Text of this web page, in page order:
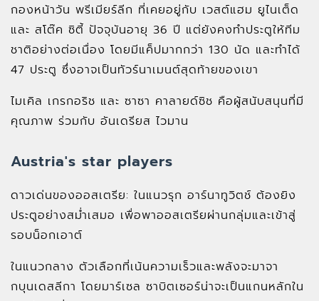
กองหน้าวัน พรีเมียร์ลีก ที่เคยอยู่กับ เวสต์แฮม ยูไนเต็ด
และ สโต๊ค ซิตี้ ปัจจุบันอายุ 36 ปี แต่ยังคงทำประตูให้ทีม
ชาติอย่างต่อเนื่อง โดยมีแค็ปมากกว่า 130 นัด และทำได้
47 ประตู ซึ่งอาจเป็นทัวร์นาเมนต์สุดท้ายของเขา
ไมเคิล เกรกอริช และ ซาซา คาลายด์ซิช คือผู้สนับสนุนที่มี
คุณภาพ ร่วมกับ อันเดรียส ไวมาน
Austria's star players
ดาวเด่นของออสเตรีย: ในแนวรุก อาร์นาทูวิตช์ ต้องยิง
ประตูอย่างสม่ำเสมอ เพื่อพาออสเตรียผ่านกลุ่มและเข้าสู่
รอบน็อกเอาต์
ในแนวกลาง ตัวเลือกที่เน้นความเร็วและพลังจะมาจา
กบุนเดสลีกา โดยมาร์เซล ซาบิตเซอร์น่าจะเป็นแกนหลักใน